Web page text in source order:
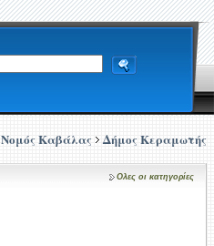
Νομός Καβάλας Δήμος Κεραμωτής
Ολες οι κατηγορίες